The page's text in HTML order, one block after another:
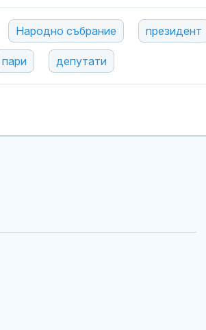
Народно събрание президент
пари депутати